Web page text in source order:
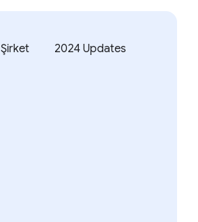
Şirket 2024 Updates